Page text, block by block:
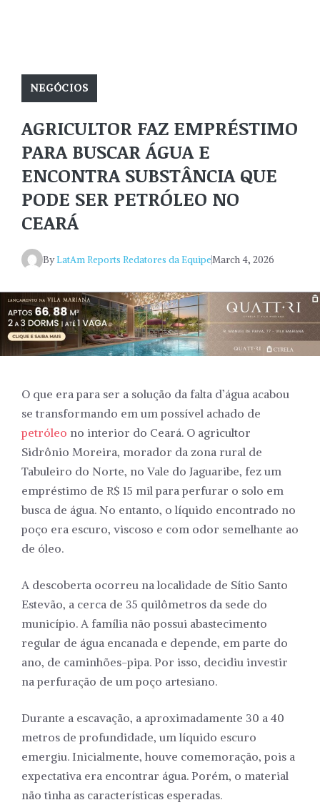
NEGÓCIOS
AGRICULTOR FAZ EMPRÉSTIMO
PARA BUSCAR ÁGUA E
ENCONTRA SUBSTÂNCIA QUE
PODE SER PETRÓLEO NO
CEARÁ
ByLatAm Reports Redatores da EquipeMarch 4, 2026
O que era para ser a solução da falta d’água acabou
se transformando em um possível achado de
petróleo no interior do Ceará. O agricultor
Sidrônio Moreira, morador da zona rural de
Tabuleiro do Norte, no Vale do Jaguaribe, fez um
empréstimo de R$ 15 mil para perfurar o solo em
busca de água. No entanto, o líquido encontrado no
poço era escuro, viscoso e com odor semelhante ao
de óleo.
A descoberta ocorreu na localidade de Sítio Santo
Estevão, a cerca de 35 quilômetros da sede do
município. A família não possui abastecimento
regular de água encanada e depende, em parte do
ano, de caminhões-pipa. Por isso, decidiu investir
na perfuração de um poço artesiano.
Durante a escavação, a aproximadamente 30 a 40
metros de profundidade, um líquido escuro
emergiu. Inicialmente, houve comemoração, pois a
expectativa era encontrar água. Porém, o material
não tinha as características esperadas.